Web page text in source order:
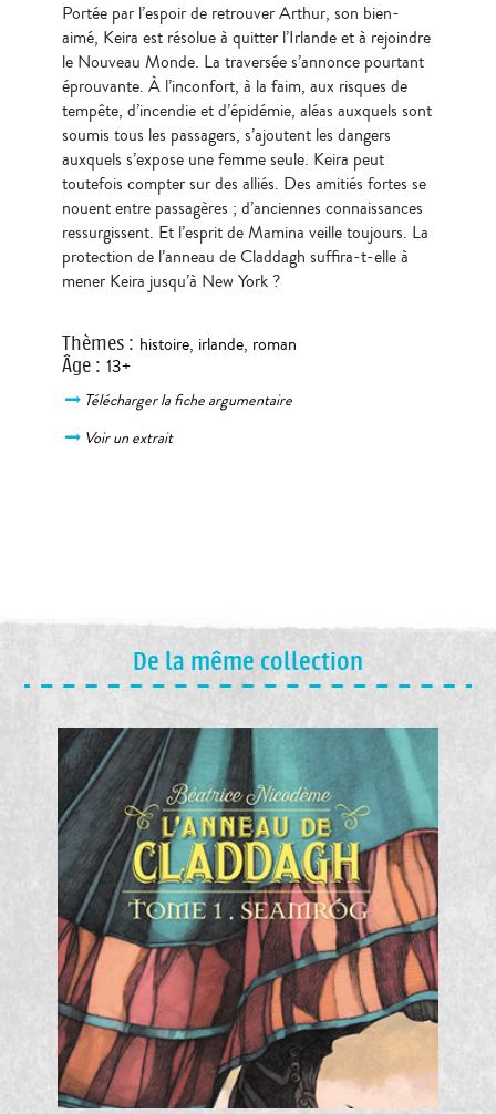
Portée par l’espoir de retrouver Arthur, son bien-
aimé, Keira est résolue à quitter l’Irlande et à rejoindre
le Nouveau Monde. La traversée s’annonce pourtant
éprouvante. À l’inconfort, à la faim, aux risques de
tempête, d’incendie et d’épidémie, aléas auxquels sont
soumis tous les passagers, s’ajoutent les dangers
auxquels s’expose une femme seule. Keira peut
toutefois compter sur des alliés. Des amitiés fortes se
nouent entre passagères ; d’anciennes connaissances
ressurgissent. Et l’esprit de Mamina veille toujours. La
protection de l’anneau de Claddagh suffira-t-elle à
mener Keira jusqu’à New York ?
Thèmes: histoire, irlande, roman
Âge: 13+
Télécharger la fiche argumentaire
Voir un extrait
De la même collection